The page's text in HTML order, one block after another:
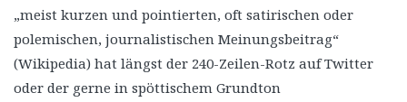
„meist kurzen und pointierten, oft satirischen oder
polemischen, journalistischen Meinungsbeitrag“
(Wikipedia) hat längst der 240-Zeilen-Rotz auf Twitter
oder der gerne in spöttischem Grundton